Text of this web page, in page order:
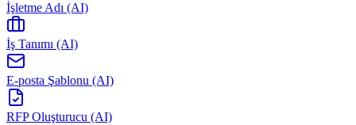
İşletme Adı (AI)
İş Tanımı (AI)
E-posta Şablonu (AI)
RFP Oluşturucu (AI)